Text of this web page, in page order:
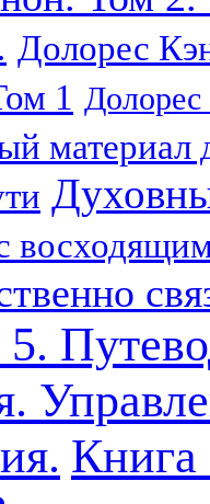
Долорес
1
материал
Книга